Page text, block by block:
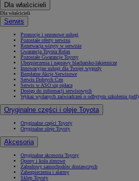
Dla właścicieli
Dla właścicieli
Serwis
Promocje i sezonowe usługi
Pozostałe oferty serwisu
Rezerwacja wizyty w serwisie
Gwarancja Toyota Relax
Pozostałe Gwarancje Toyoty
Ubezpieczenia i naprawy blacharsko-lakiernicze
Innowacyjne usługi dla Twojej wygody
Bezpłatne Akcje Serwisowe
Serwis Dobrych Cen
Serwis w ASO się opłaca
Dostęp do informacji serwisowych
Wykaz wydanych zaświadczeń o odbytym szkoleniu (pdf)
Oryginalne części i oleje Toyota
Oryginalne części Toyoty
Oryginalne oleje Toyoty
Akcesoria
Oryginalne akcesoria Toyoty
Opony i koła zimowe
Zabudowy samochodów dostawczych
Zabezpieczenia i alarmy
Sklep Toyoty